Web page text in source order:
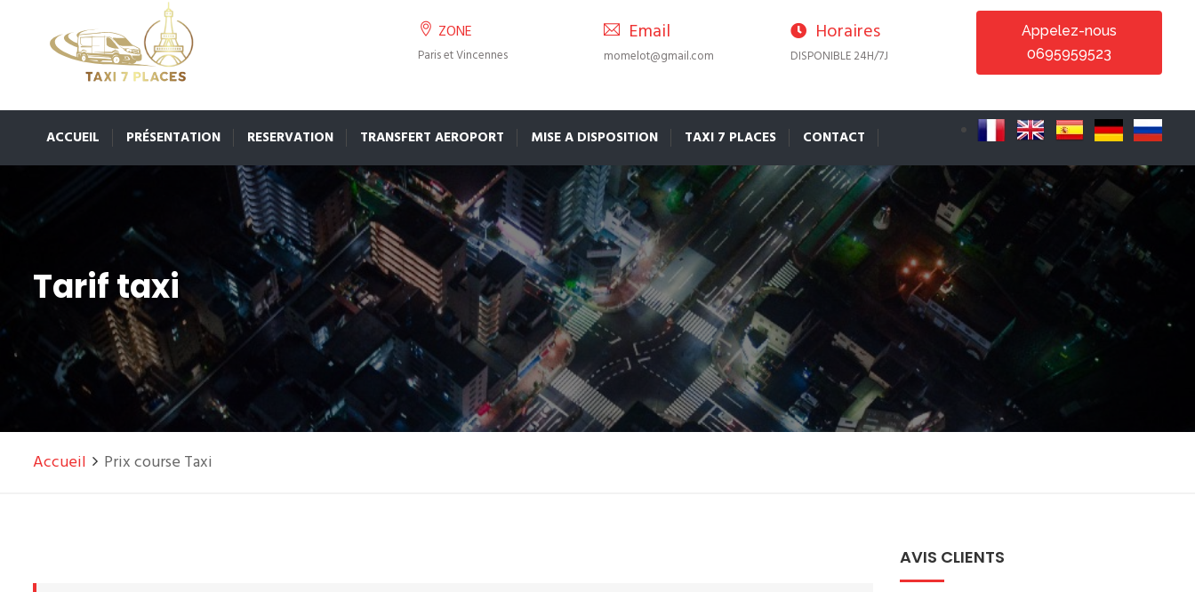
ZONE
Paris et Vincennes
Email
momelot@gmail.com
Horaires
DISPONIBLE 24H/7J
Appelez-nous
0695959523
ACCUEIL PRÉSENTATION RESERVATION TRANSFERT AEROPORT MISE A DISPOSITION TAXI 7 PLACES CONTACT
Tarif taxi
Accueil Prix course Taxi
AVIS CLIENTS